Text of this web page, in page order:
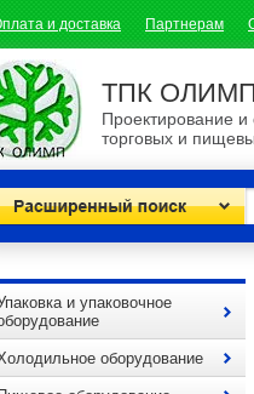
и доставка Партнерам
ТПК ОЛИМП
Проектирование
торговых и
Расширенный поиск
и упаковочное
оборудование